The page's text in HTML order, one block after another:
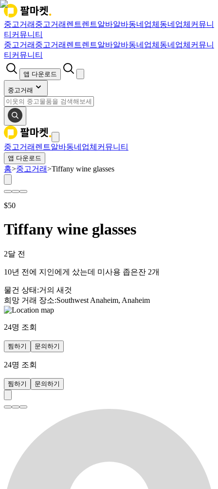
중고거래 중고거래 렌트렌트알바알바동네업체 동네업체 커뮤니
티 커뮤니티
중고거래 중고거래 렌트렌트알바알바동네업체 동네업체 커뮤니
티 커뮤니티
앱 다운로드
중고거래
중고거래 렌트알바동네업체 커뮤니티
앱 다운로드
홈>중고거래>Tiffany wine glasses
$50
Tiffany wine glasses
2달 전
10년 전에 지인에게 샀는데 미사용 좁은잔 2개
물건 상태 :거의 새것
희망 거래 장소:Southwest Anaheim, Anaheim
24명 조회
찜하기 문의하기
24명 조회
찜하기 문의하기